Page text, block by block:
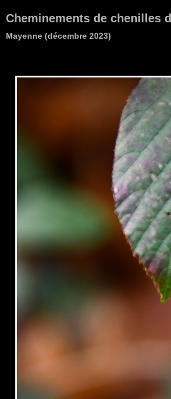
Cheminements de chenilles
Mayenne (décembre 2023)